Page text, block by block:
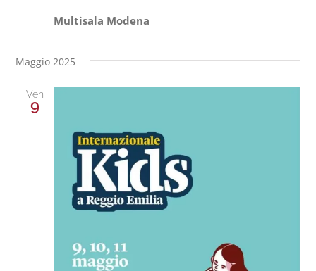
Multisala Modena
Maggio 2025
Ven
9